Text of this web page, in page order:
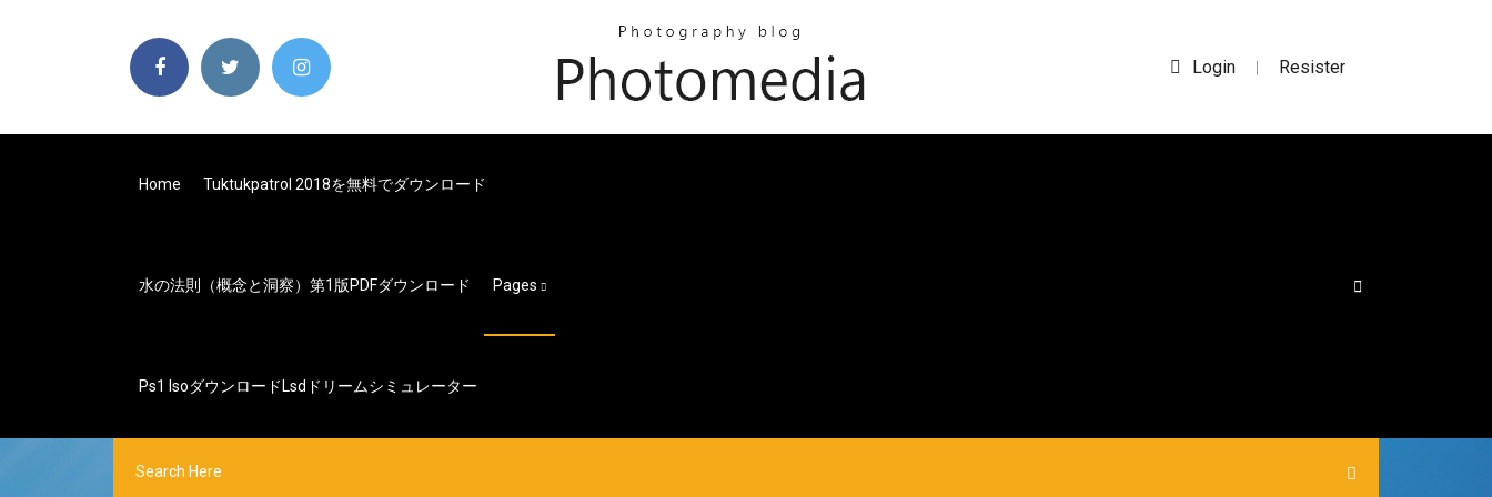
Login | Resister
Home Tuktukpatrol 2018を無料でダウンロード
水の法則（概念と洞察）第1版PDFダウンロード Pages
Ps1 Isoダウンロードlsdドリームシミュレーター